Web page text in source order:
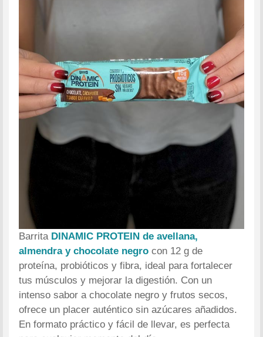
Barrita DINAMIC PROTEIN de avellana,
almendra y chocolate negro con 12 g de
proteína, probióticos y fibra, ideal para fortalecer
tus músculos y mejorar la digestión. Con un
intenso sabor a chocolate negro y frutos secos,
ofrece un placer auténtico sin azúcares añadidos.
En formato práctico y fácil de llevar, es perfecta